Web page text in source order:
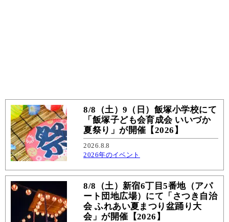
8/8（土）9（日）飯塚小学校にて
「飯塚子ども会育成会 いいづか
夏祭り」が開催【2026】
2026.8.8
2026年のイベント
8/8（土）新宿6丁目5番地（アパ
ート団地広場）にて「さつき自治
会 ふれあい夏まつり盆踊り大
会」が開催【2026】